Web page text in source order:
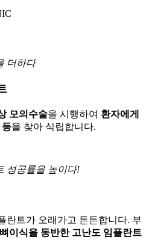
더하다
모의수술을 시행하여 환자에게
등을 찾아 식립합니다.
성공률을 높이다!
란트가 오래가고 튼튼합니다. 부
뼈이식을 동반한 고난도 임플란트